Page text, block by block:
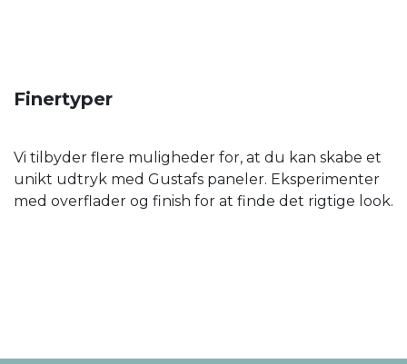
Finertyper
Vi tilbyder flere muligheder for, at du kan skabe et
unikt udtryk med Gustafs paneler. Eksperimenter
med overflader og finish for at finde det rigtige look.